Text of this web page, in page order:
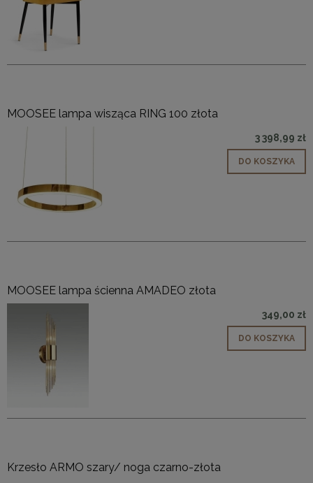
MOOSEE lampa wisząca RING 100 złota
3 398,99 zł
DO KOSZYKA
MOOSEE lampa ścienna AMADEO złota
349,00 zł
DO KOSZYKA
Krzesło ARMO szary/ noga czarno-złota